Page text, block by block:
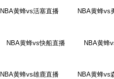
NBA黄蜂vs活塞直播 NBA黄蜂vs
NBA黄蜂vs快船直播 NBA黄蜂
NBA黄蜂vs雄鹿直播 NBA黄蜂vs